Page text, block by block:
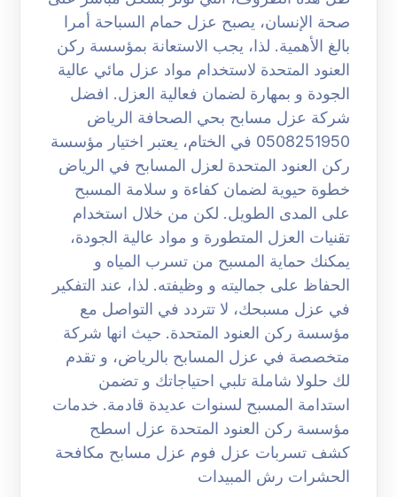
صحة الإنسان، يصبح عزل حمام السباحة أمرا
بالغ الأهمية. لذا، يجب الاستعانة بمؤسسة ركن
العنود المتحدة لاستخدام مواد عزل مائي عالية
الجودة و بمهارة لضمان فعالية العزل. افضل
شركة عزل مسابح بحي الصحافة الرياض
0508251950 في الختام، يعتبر اختيار مؤسسة
ركن العنود المتحدة لعزل المسابح في الرياض
خطوة حيوية لضمان كفاءة و سلامة المسبح
على المدى الطويل. لكن من خلال استخدام
تقنيات العزل المتطورة و مواد عالية الجودة،
يمكنك حماية المسبح من تسرب المياه و
الحفاظ على جماليته و وظيفته. لذا، عند التفكير
في عزل مسبحك، لا تتردد في التواصل مع
مؤسسة ركن العنود المتحدة. حيث انها شركة
متخصصة في عزل المسابح بالرياض، و تقدم
لك حلولا شاملة تلبي احتياجاتك و تضمن
استدامة المسبح لسنوات عديدة قادمة. خدمات
مؤسسة ركن العنود المتحدة عزل اسطح
كشف تسربات عزل فوم عزل مسابح مكافحة
الحشرات رش المبيدات